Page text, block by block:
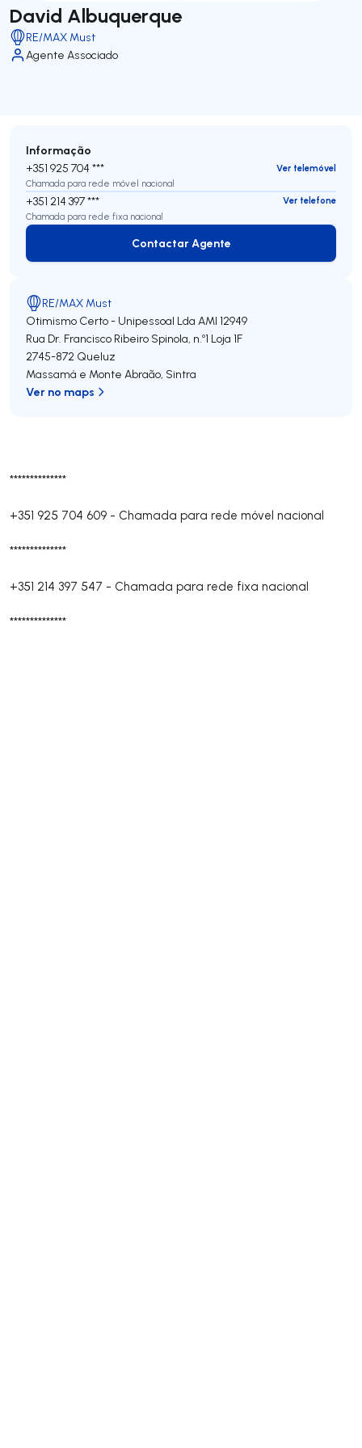
David Albuquerque
RE/MAX Must
Agente Associado
**************
+351 925 704 609 - Chamada para rede móvel nacional
**************
+351 214 397 547 - Chamada para rede fixa nacional
**************
Informação
+351 925 704 ***
Ver telemóvel
Chamada para rede móvel nacional
+351 214 397 ***
Ver telefone
Chamada para rede fixa nacional
Contactar Agente
Contactar Agente
RE/MAX Must
Otimismo Certo - Unipessoal Lda AMI 12949
Rua Dr. Francisco Ribeiro Spinola, n.º1 Loja 1F
2745-872 Queluz
Massamá e Monte Abraão, Sintra
Ver no maps